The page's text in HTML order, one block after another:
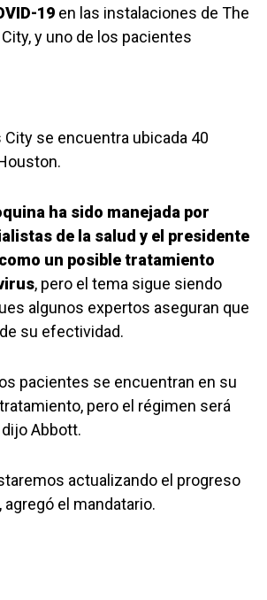
19 en las instalaciones de The
y uno de los pacientes
City se encuentra ubicada 40
ha sido manejada por
de la salud y el presidente
un posible tratamiento
, pero el tema sigue siendo
algunos expertos aseguran que
su efectividad.
pacientes se encuentran en su
pero el régimen será
dijo Abbott.
actualizando el progreso
agregó el mandatario.